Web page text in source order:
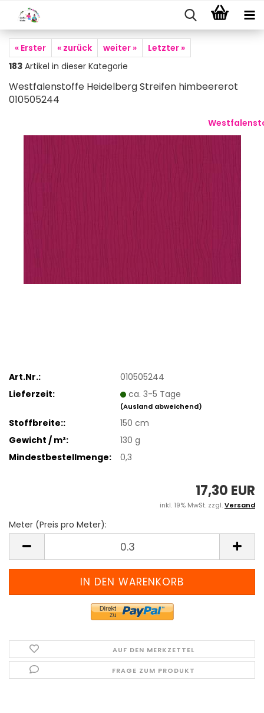
« Erster « zurück weiter »
Letzter »
183 Artikel in dieser Kategorie
Westfalenstoffe Heidelberg Streifen himbeererot
010505244
Art.Nr.:
010505244
Lieferzeit:
ca. 3-5 Tage
(Ausland abweichend)
Stoffbreite::
150 cm
Gewicht / m²:
130 g
Mindestbestellmenge:
0,3
17,30 EUR
inkl. 19% MwSt. zzgl.Versand
Meter (Preis pro Meter):
(Preis
pro
AUF DEN MERKZETTEL
FRAGE ZUM PRODUKT